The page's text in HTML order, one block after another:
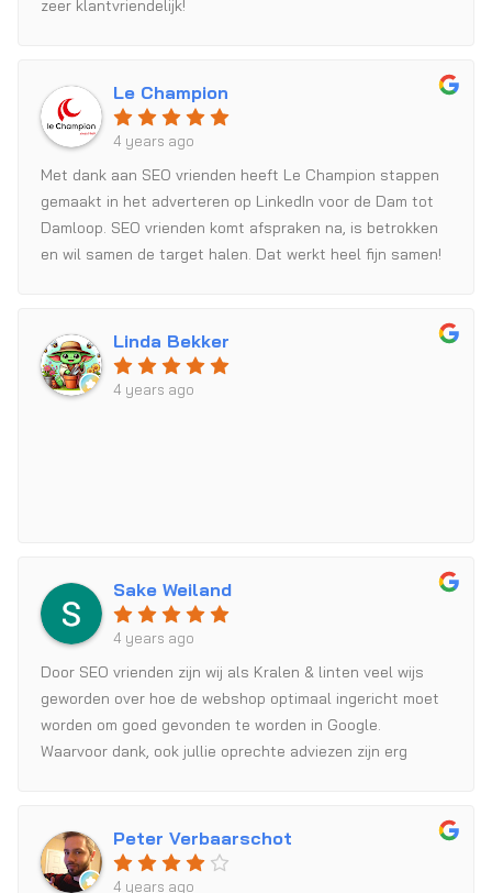
zeer klantvriendelijk!
Le Champion
4 years ago
Met dank aan SEO vrienden heeft Le Champion stappen
gemaakt in het adverteren op LinkedIn voor de Dam tot
Damloop. SEO vrienden komt afspraken na, is betrokken
en wil samen de target halen. Dat werkt heel fijn samen!
Linda Bekker
4 years ago
Sake Weiland
4 years ago
Door SEO vrienden zijn wij als Kralen & linten veel wijs
geworden over hoe de webshop optimaal ingericht moet
worden om goed gevonden te worden in Google.
Waarvoor dank, ook jullie oprechte adviezen zijn erg
Peter Verbaarschot
4 years ago